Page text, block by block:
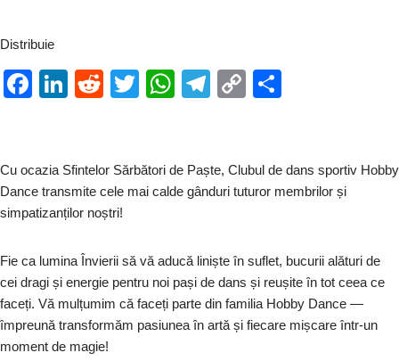
Distribuie
F
e
b
o
o
k
Li
e
dI
n
R
di
t
T
er
W
s
A
p
T
gr
a
C
y
Li
k
je
a
ă
Cu ocazia Sfintelor Sărbători de Paște, Clubul de dans sportiv Hobby
Dance transmite cele mai calde gânduri tuturor membrilor și
simpatizanților noștri!
Fie ca lumina Învierii să vă aducă liniște în suflet, bucurii alături de
cei dragi și energie pentru noi pași de dans și reușite în tot ceea ce
faceți. Vă mulțumim că faceți parte din familia Hobby Dance —
împreună transformăm pasiunea în artă și fiecare mișcare într-un
moment de magie!